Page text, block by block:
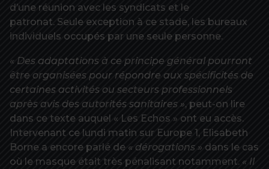
d’une réunion avec les syndicats et le
patronat. Seule exception à ce stade, les bureaux
individuels occupés par une seule personne.
« Des adaptations à ce principe général pourront
être organisées pour répondre aux spécificités de
certaines activités ou secteurs professionnels
après avis des autorités sanitaires », peut-on lire
dans ce texte auquel « Les Echos » ont eu accès.
Intervenant ce lundi matin sur Europe 1, Elisabeth
Borne a encore parlé de « dérogations » dans le cas
où le masque était très pénalisant notamment. « Il